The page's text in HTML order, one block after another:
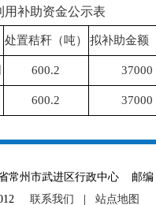
用补助资金公示表
处置秸秆（吨） 拟补助金额
600.2 37000
600.2 37000
常州市武进区行政中心 邮编
联系我们 站点地图